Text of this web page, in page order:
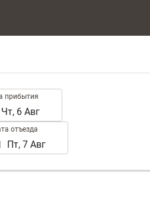
прибытия
отъезда